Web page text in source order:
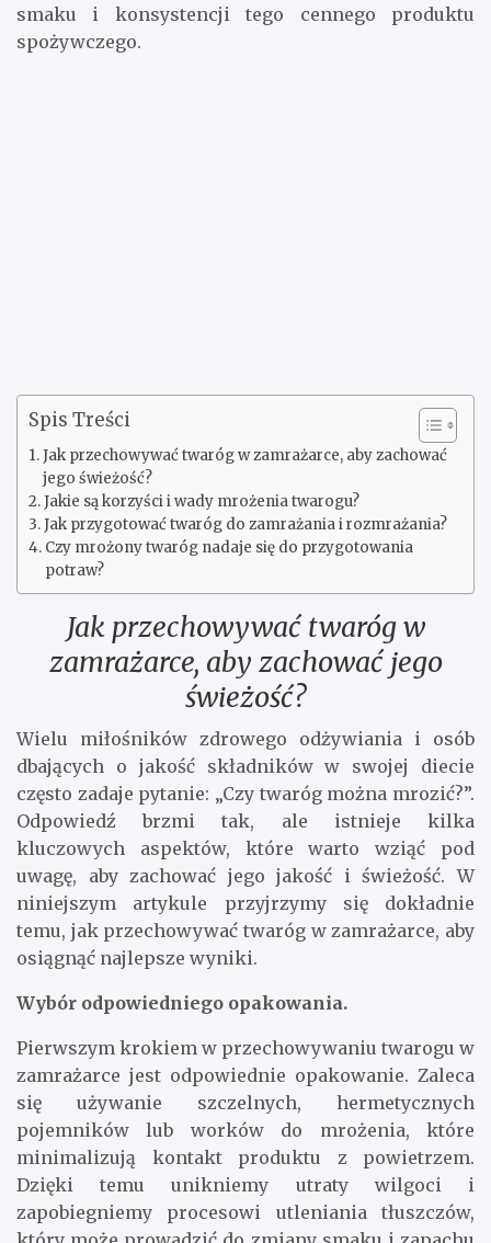
smaku i konsystencji tego cennego produktu
spożywczego.
Spis Treści
Jak przechowywać twaróg w zamrażarce, aby zachować
jego świeżość?
Jakie są korzyści i wady mrożenia twarogu?
Jak przygotować twaróg do zamrażania i rozmrażania?
Czy mrożony twaróg nadaje się do przygotowania
potraw?
Jak przechowywać twaróg w
zamrażarce, aby zachować jego
świeżość?
Wielu miłośników zdrowego odżywiania i osób
dbających o jakość składników w swojej diecie
często zadaje pytanie: „Czy twaróg można mrozić?”.
Odpowiedź brzmi tak, ale istnieje kilka
kluczowych aspektów, które warto wziąć pod
uwagę, aby zachować jego jakość i świeżość. W
niniejszym artykule przyjrzymy się dokładnie
temu, jak przechowywać twaróg w zamrażarce, aby
osiągnąć najlepsze wyniki.
Wybór odpowiedniego opakowania.
Pierwszym krokiem w przechowywaniu twarogu w
zamrażarce jest odpowiednie opakowanie. Zaleca
się używanie szczelnych, hermetycznych
pojemników lub worków do mrożenia, które
minimalizują kontakt produktu z powietrzem.
Dzięki temu unikniemy utraty wilgoci i
zapobiegniemy procesowi utleniania tłuszczów,